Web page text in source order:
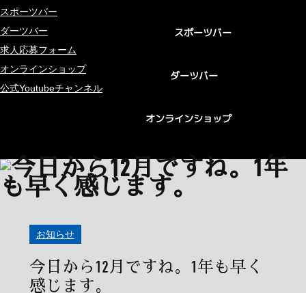
スポーツバー
ダーツバー
求人応募フォーム
オンラインショップ
公式Youtubeチャンネル
スポーツバー
ダーツバー
オンラインショップ
お知らせ
今日から12月ですね。1年も早く
感じます。